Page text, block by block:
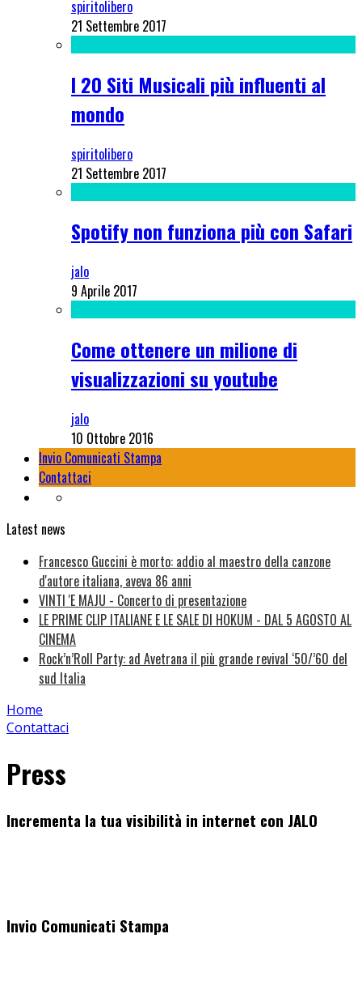
spiritolibero
21 Settembre 2017
I 20 Siti Musicali più influenti al
mondo
spiritolibero
21 Settembre 2017
Spotify non funziona più con Safari
jalo
9 Aprile 2017
Come ottenere un milione di
visualizzazioni su youtube
jalo
10 Ottobre 2016
Invio Comunicati Stampa
Contattaci
Latest news
Francesco Guccini è morto: addio al maestro della canzone
d'autore italiana, aveva 86 anni
VINTI 'E MAJU - Concerto di presentazione
LE PRIME CLIP ITALIANE E LE SALE DI HOKUM - DAL 5 AGOSTO AL
CINEMA
Rock’n’Roll Party: ad Avetrana il più grande revival ‘50/’60 del
sud Italia
Home
Contattaci
Press
Incrementa la tua visibilità in internet con JALO
Invio Comunicati Stampa